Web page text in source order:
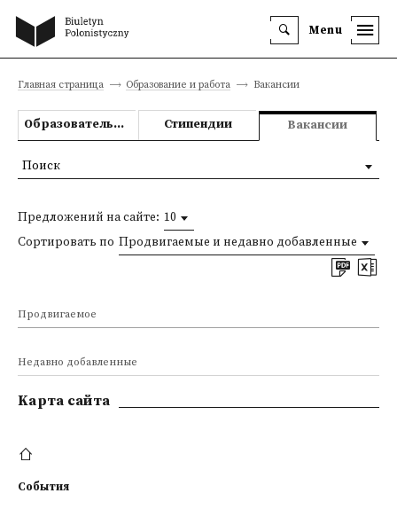
Menu
Главная страница Образование и работа Вакансии
Образовательные предложения Стипендии Вакансии
Предложений на сайте: 10
Сортировать по Продвигаемые и недавно добавленные
Продвигаемое
Недавно добавленные
Поиск
Kарта сайта
События